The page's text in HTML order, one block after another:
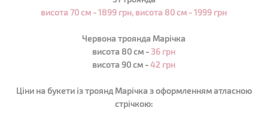
висота 70 см - 1899 грн, висота 80 см - 1999 грн
Червона троянда Марічка
висота 80 см - 36 грн
висота 90 см -42 грн
Ціни на букети із трояндМарічказ оформленням атласною
стрічкою: